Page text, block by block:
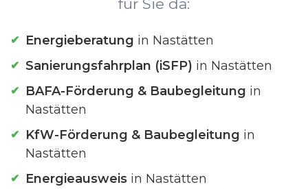
für Sie da:
Energieberatung in Nastätten
Sanierungsfahrplan (iSFP) in Nastätten
BAFA-Förderung & Baubegleitung in
Nastätten
KfW-Förderung & Baubegleitung in
Nastätten
Energieausweis in Nastätten